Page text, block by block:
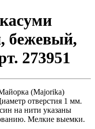
бежевый,
273951
(Majorika)
отверстия 1 мм.
на нити указаны
Мелкие выемки.